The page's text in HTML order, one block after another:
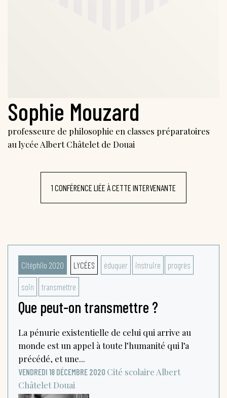
Sophie Mouzard
professeure de philosophie en classes préparatoires
au lycée Albert Châtelet de Douai
1 CONFÉRENCE LIÉE À CETTE INTERVENANTE
Citéphilo 2020 LYCÉES éduquer instruire progrès
soin transmettre
Que peut-on transmettre ?
La pénurie existentielle de celui qui arrive au
monde est un appel à toute l’humanité qui l’a
précédé, et une...
VENDREDI 18 DÉCEMBRE 2020 Cité scolaire Albert
Châtelet Douai